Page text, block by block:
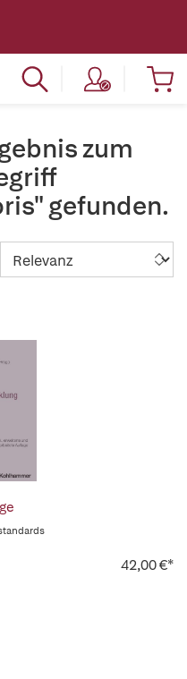
zum
gefunden.
42,00 €*